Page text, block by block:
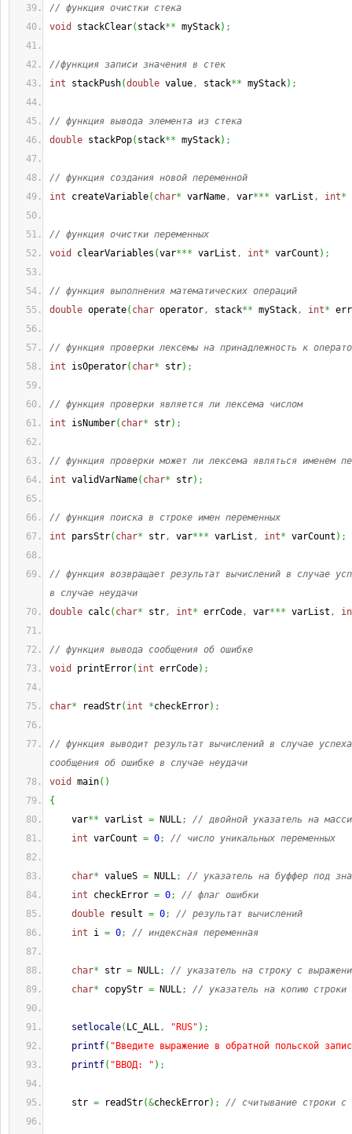
// функция очистки стека
void
stackClear( stack** myStack) ;
//функция записи значения в стек
int stackPush(double value, stack** myStack) ;
// функция вывода элемента из стека
double stackPop( stack** myStack) ;
// функция создания новой переменной
int createVariable( char* varName, var*** varList , int*
// функция очистки переменных
void
clearVariables (var*** varList , int* varCount ) ;
// функция выполнения математических операций
double operate( char operator, stack** myStack, int*
// функция проверки лексемы на принадлежность к
int isOperator( char* str) ;
// функция проверки является ли лексема числом
int isNumber( char* str) ;
// функция проверки может ли лексема являться именем
int validVarName( char* str) ;
// функция поиска в строке имен переменных
int parsStr( char* str, var*** varList , int* varCount ) ;
// функция возвращает результат вычислений в случае
в случае неудачи
double calc( char* str, int* errCode, var*** varList ,
// функция вывода сообщения об ошибке
void
printError( int errCode) ;
char* readStr( int *checkError) ;
// функция выводит результат вычислений в случае
сообщения об ошибке в случае неудачи
void
main( )
{
var** varList = NULL;
// двойной указатель на
int varCount = 0; // число уникальных переменных
char* valueS = NULL;
// указатель на буффер под
int checkError = 0;
// флаг ошибки
double result = 0;
// результат вычислений
int i = 0; // индексная переменная
char* str = NULL;
// указатель на строку с
char* copyStr = NULL; // указатель на копию строки
setlocale( LC_ALL, "RUS" ) ;
printf( "Введите выражение в обратной польской
printf( "ВВОД: " ) ;
str = readStr(&checkError) ; // считывание строки с